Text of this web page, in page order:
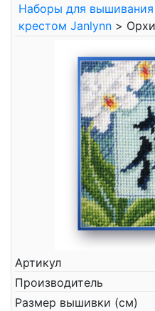
Наборы для
крестом Janlynn >
Артикул
Производитель
Размер вышивки (см)